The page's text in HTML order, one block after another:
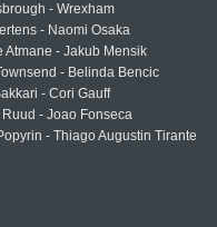
- Wrexham
- Naomi Osaka
Atmane - Jakub Mensik
- Belinda Bencic
- Cori Gauff
- Joao Fonseca
- Thiago Augustin Tirante